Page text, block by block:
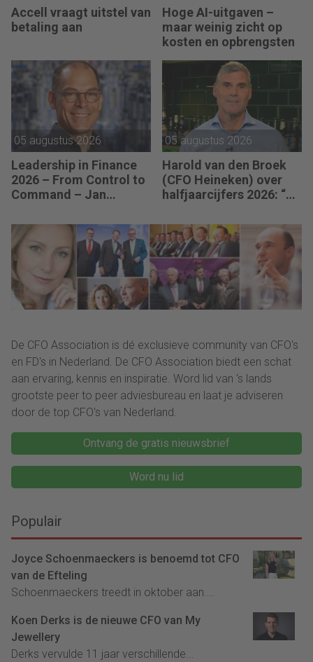
Accell vraagt uitstel van
betaling aan
Hoge AI-uitgaven –
maar weinig zicht op
kosten en opbrengsten
05 augustus 2026
Leadership in Finance
2026 – From Control to
Command – Jan
van The Protein
Brewery): “Je moet
vaak met relatief weinig
data toch knopen
doorhakken.”
05 augustus 2026
Harold van den Broek
(CFO Heineken) over
halfjaarcijfers 2026: “De
vooruitgang is
zichtbaar.”
De CFO Association is dé exclusieve community van CFO's
en FD's in Nederland. De CFO Association biedt een schat
aan ervaring, kennis en inspiratie. Word lid van ‘s lands
grootste peer to peer adviesbureau en laat je adviseren
door de top CFO's van Nederland.
Ontvang de gratis nieuwsbrief
Word nu lid
Populair
Joyce Schoenmaeckers is benoemd tot CFO
van de Efteling
Schoenmaeckers treedt in oktober aan....
Koen Derks is de nieuwe CFO van My
Jewellery
Derks vervulde 11 jaar verschillende...